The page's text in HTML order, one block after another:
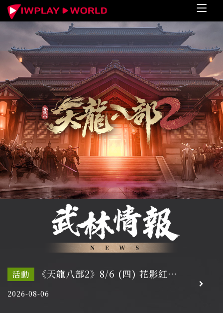
活動
《天龍八部2》8/6 (四) 花影紅
塵，宿緣再續
2026-08-06